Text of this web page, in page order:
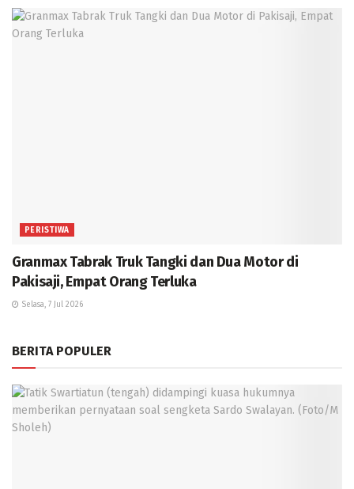
PERISTIWA
Granmax Tabrak Truk Tangki dan Dua Motor di
Pakisaji, Empat Orang Terluka
Selasa, 7 Jul 2026
BERITA POPULER